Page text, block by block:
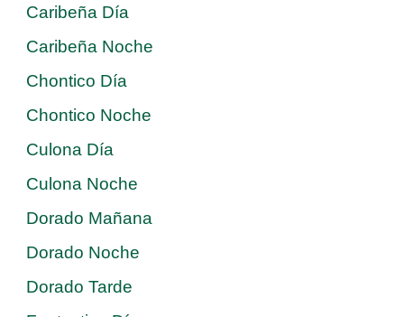
Caribeña Día
Caribeña Noche
Chontico Día
Chontico Noche
Culona Día
Culona Noche
Dorado Mañana
Dorado Noche
Dorado Tarde